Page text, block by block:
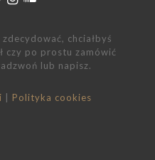
chciałbyś
czy po prostu zamówić
lub napisz.
Polityka cookies